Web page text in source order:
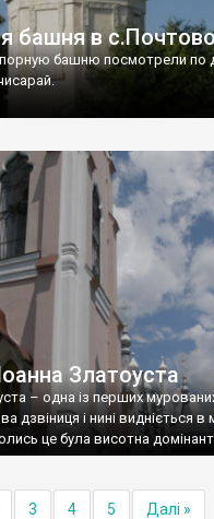
башня в
башню посмотрели по
Златоуста
– одна із перших
дзвіниця і нині видніється в
це була висотна
3 4 5 Далі »